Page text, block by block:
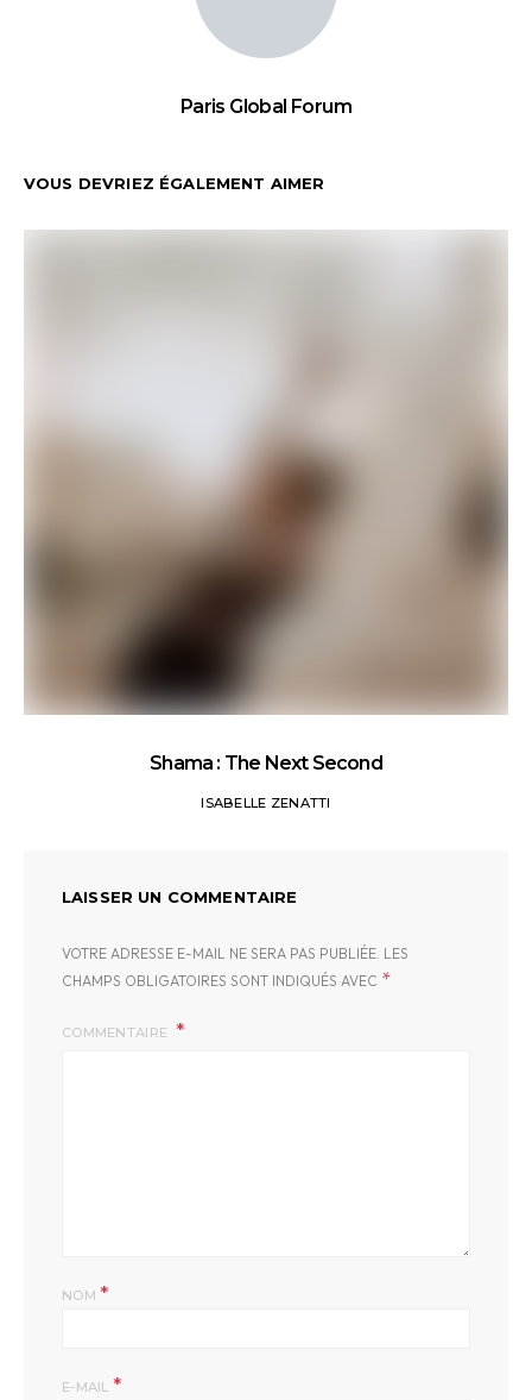
Paris Global Forum
VOUS DEVRIEZ ÉGALEMENT AIMER
Shama : The Next Second
ISABELLE ZENATTI
LAISSER UN COMMENTAIRE
VOTRE ADRESSE E-MAIL NE SERA PAS PUBLIÉE. LES
CHAMPS OBLIGATOIRES SONT INDIQUÉS AVEC *
COMMENTAIRE
NOM*
E-MAIL *